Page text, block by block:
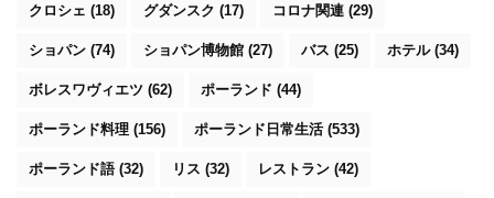
クロシェ (18) グダンスク (17) コロナ関連 (29)
ショパン (74) ショパン博物館 (27) バス (25) ホテル(34)
ボレスワヴィエツ (62) ポーランド (44)
ポーランド料理 (156) ポーランド日常生活(533)
ポーランド語(32) リス (32) レストラン (42)